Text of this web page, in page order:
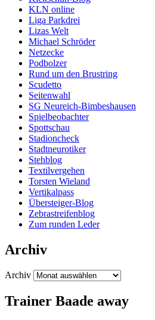
KLN online
Liga Parkdrei
Lizas Welt
Michael Schröder
Netzecke
Podbolzer
Rund um den Brustring
Scudetto
Seitenwahl
SG Neureich-Bimbeshausen
Spielbeobachter
Spottschau
Stadioncheck
Stadtneurotiker
Stehblog
Textilvergehen
Torsten Wieland
Vertikalpass
Übersteiger-Blog
Zebrastreifenblog
Zum runden Leder
Archiv
Archiv
Trainer Baade away